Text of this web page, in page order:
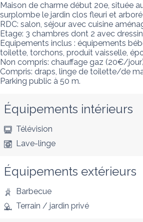
Maison de charme début 20e, située
surplombe le jardin clos fleuri et
RDC: salon, séjour avec cuisine
Etage: 3 chambres dont 2 avec
Equipements inclus : équipements
toilette, torchons, produit vaisselle,
Non compris: chauffage gaz (20€/
Compris: draps, linge de toilette/de
Parking public à 50 m.
Équipements intérieurs
Télévision
Lave-linge
Équipements extérieurs
Barbecue
Terrain / jardin privé